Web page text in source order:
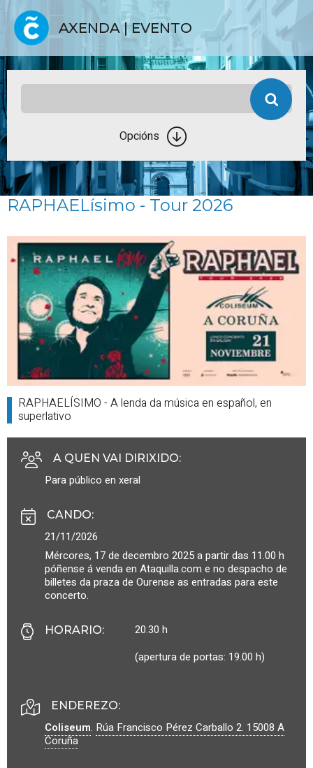
AXENDA | EVENTO
Opcións
RAPHAELísimo - Tour 2026
RAPHAELÍSIMO - A lenda da música en español, en
superlativo
A QUEN VAI DIRIXIDO:
Para público en xeral
CANDO:
21/11/2026
Mércores, 17 de decembro 2025 a partir das 11.00 h
póñense á venda en Ataquilla.com e no despacho de
billetes da praza de Ourense as entradas para este
concerto.
HORARIO:
20.30 h
(apertura de portas: 19.00 h)
ENDEREZO:
Coliseum. Rúa Francisco Pérez Carballo 2. 15008 A
Coruña